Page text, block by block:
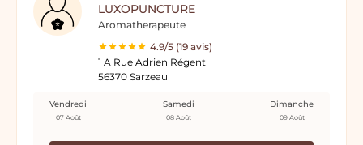
LUXOPUNCTURE
Aromatherapeute
4.9/5 (19 avis)
1 A Rue Adrien Régent
56370 Sarzeau
Vendredi
07 Août
Samedi
08 Août
Dimanche
09 Août